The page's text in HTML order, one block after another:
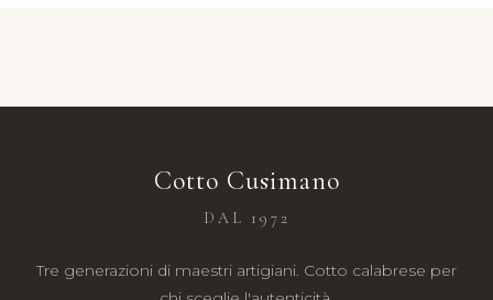
Cotto Cusimano
DAL 1972
Tre generazioni di maestri artigiani. Cotto calabrese per